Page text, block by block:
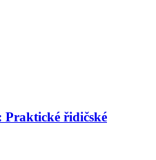
Praktické řidičské